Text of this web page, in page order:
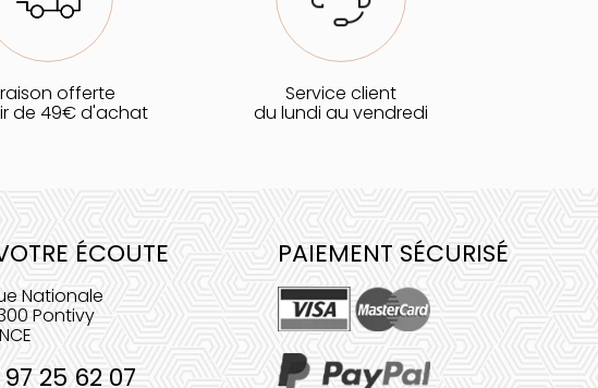
offerte
de 49€ d'achat
Service client
du lundi au vendredi
ÉCOUTE
Nationale
Pontivy
25 62 07
PAIEMENT SÉCURISÉ